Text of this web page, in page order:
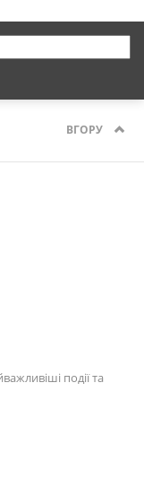
ВГОРУ
події та